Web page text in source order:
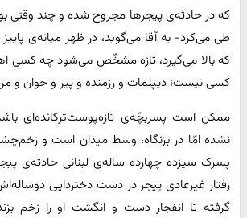
که در حادثه‌ی پیجرها مجروح شده و چند وقتی
طی می‌کرد- به آقا می‌گوید، در ظهر میانه‌ی
که بالا می‌گیرد، تازه مشخّص می‌شود چه کسی
کسی نیست؛ دیپلمات و رزمنده و پیر و جوان و
ممکن است پسربچّه‌ی تازه‌پوست‌ترکانده‌ای
نشده امّا در بزنگاه، وسط میدان است و
پسرک سیزده چهارده ساله‌ی لبنانی حادثه‌ی
رفتار غیر‌عادی پیجر در دست دختردایی
گرفته تا انفجار دست و انگشت او را زخم